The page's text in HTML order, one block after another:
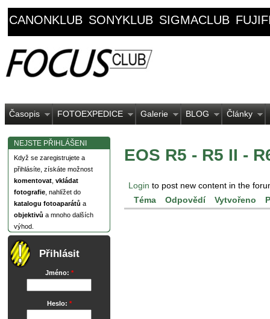
CANONKLUB SONYKLUB SIGMACLUB
Časopis FOTOEXPEDICE Galerie BLOG Články
NEJSTE PŘIHLÁŠENI
Když se zaregistrujete a
přihlásíte, získáte možnost
komentovat vkládat
fotografie , nahlížet do
katalogu fotoaparátů a
objektivů a mnoho dalších
výhod.
Přihlásit
Jméno: *
Heslo: *
EOS R5 - R5 II -
Login to post new content in the
Téma
Odpovědí Vytvořeno